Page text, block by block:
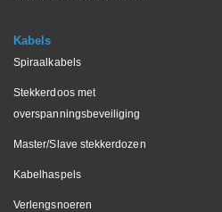
Kabels
Spiraalkabels
Stekkerdoos met
overspanningsbeveiliging
Master/Slave stekkerdozen
Kabelhaspels
Verlengsnoeren